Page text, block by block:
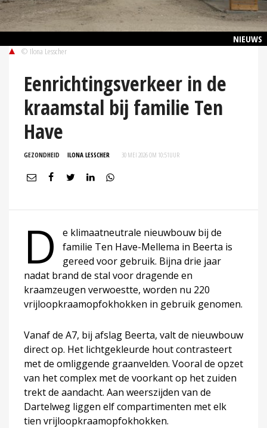
NIEUWS
© Ilona Lesscher
Eenrichtingsverkeer in de
kraamstal bij familie Ten
Have
GEZONDHEID ILONA LESSCHER 30 MEI 2026 OM 10:51UUR
D
e klimaatneutrale nieuwbouw bij de
familie Ten Have-Mellema in Beerta is
gereed voor gebruik. Bijna drie jaar
nadat brand de stal voor dragende en
kraamzeugen verwoestte, worden nu 220
vrijloopkraamopfokhokken in gebruik genomen.
Vanaf de A7, bij afslag Beerta, valt de nieuwbouw
direct op. Het lichtgekleurde hout contrasteert
met de omliggende graanvelden. Vooral de opzet
van het complex met de voorkant op het zuiden
trekt de aandacht. Aan weerszijden van de
Dartelweg liggen elf compartimenten met elk
tien vrijloopkraamopfokhokken.